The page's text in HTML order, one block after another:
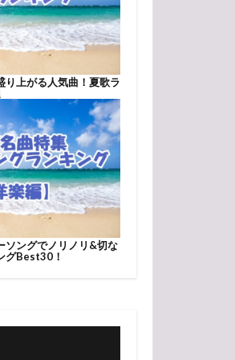
り上がる人気曲！夏歌ラ
ソングでノリノリ&切な
グBest30！